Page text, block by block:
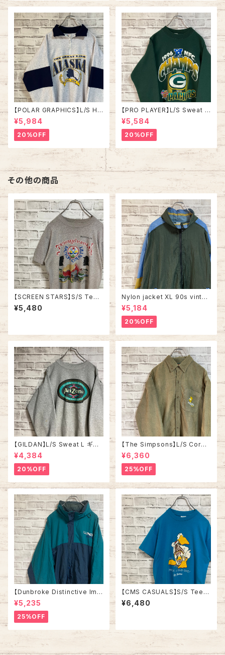
【POLAR GRAPHICS】L/S Hal
fZip Sweat XL Made in US
A 90s “ALASKA” スーベニア
ハーフジップスウェット トレーナ
ー アラスカ お土産モノ vintag
e ヴィンテージ アメリカ USA
¥5,984
20%OFF
【PRO PLAYER】L/S Sweat L
相当 90s Made in USA “PA
CKERS” NFL チームモノ スウ
ェット トレーナー USA製 チーム
ロゴ 1996 CHAMPS 優勝記念
深緑 アメリカ USA 古着
¥5,584
20%OFF
その他の商品
【SCREEN STARS】S/S Tee
L 80s Made in USA “DUTC
H COUNTRY” vintage スク
ア ヴィンテージ シングルステッ
チ アメリカ USA レトロ 古着
¥5,480
Nylon jacket XL 90s vintag
e ナイロンジャケット マルチカラ
ー 切替 ウインドブレーカー レ
トロ 古着
¥5,184
20%OFF
【GILDAN】L/S Sweat L ギル
ダン 企業モノ スウェット トレー
ナー 企業ロゴ 飲料メーカー ア
メリカ USA 古着
¥4,384
20%OFF
【The Simpsons】L/S Cordu
roy Shirt L 2000s “Bart” ザ
•シンプソンズ コーデュロイ シ
ャツ ボタンダウン 長袖 キャラク
ター バート ワンポイントロゴ 刺
繍ロゴ Y2K USA アメリカ 古着
¥6,360
25%OFF
【Dunbroke Distinctive Ima
ges】Nylon jacket XL 90s v
intage ナイロンジャケット 企
業モノ 企業ロゴ 刺繍ロゴ グリ
ーン 切替 ウインドブレーカー
アメリカ USA 古着
¥5,235
25%OFF
【CMS CASUALS】S/S Tee L
80s-90s Made in USA “DU
CK LIGHT” vintage USA製
ステッチ アメリカ USA レトロ
¥6,480